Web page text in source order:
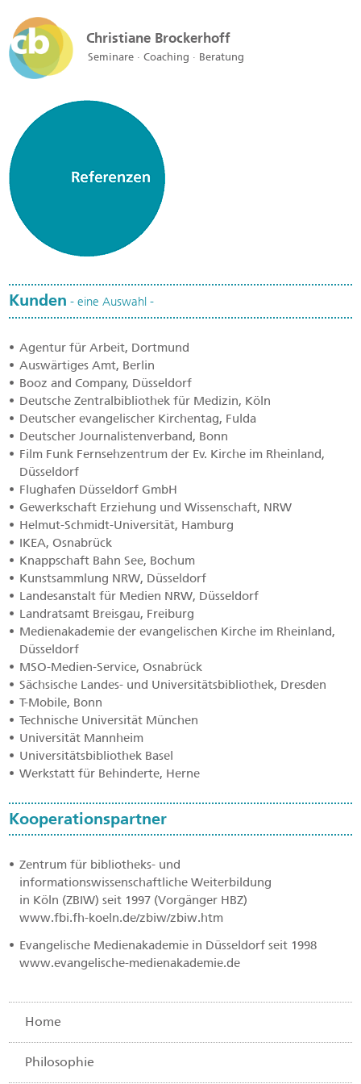
Christiane Brockerhoff
Seminare · Coaching · Beratung
Kunden - eine Auswahl -
Agentur für Arbeit, Dortmund
Auswärtiges Amt, Berlin
Booz and Company, Düsseldorf
Deutsche Zentralbibliothek für Medizin, Köln
Deutscher evangelischer Kirchentag, Fulda
Deutscher Journalistenverband, Bonn
Film Funk Fernsehzentrum der Ev. Kirche im Rheinland,
Düsseldorf
Flughafen Düsseldorf GmbH
Gewerkschaft Erziehung und Wissenschaft, NRW
Helmut-Schmidt-Universität, Hamburg
IKEA, Osnabrück
Knappschaft Bahn See, Bochum
Kunstsammlung NRW, Düsseldorf
Landesanstalt für Medien NRW, Düsseldorf
Landratsamt Breisgau, Freiburg
Medienakademie der evangelischen Kirche im Rheinland,
Düsseldorf
MSO-Medien-Service, Osnabrück
Sächsische Landes- und Universitätsbibliothek, Dresden
T-Mobile, Bonn
Technische Universität München
Universität Mannheim
Universitätsbibliothek Basel
Werkstatt für Behinderte, Herne
Kooperationspartner
Zentrum für bibliotheks- und
informationswissenschaftliche Weiterbildung
in Köln (ZBIW) seit 1997 (Vorgänger HBZ)
www.fbi.fh-koeln.de/zbiw/zbiw.htm
Evangelische Medienakademie in Düsseldorf seit 1998
www.evangelische-medienakademie.de
Navigation
überspringen
Home
Philosophie